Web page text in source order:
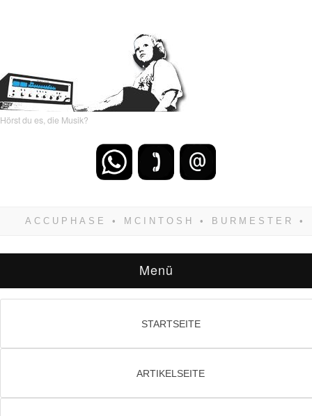
Hörst du es, die Musik?
zwangsläufig siegen! Und noch was: Hifi
Menü
STARTSEITE
ARTIKELSEITE